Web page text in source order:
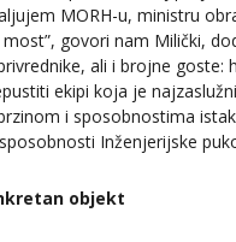
MORH-u, ministru
govori nam Milički,
ali i brojne goste:
ekipi koja je
i sposobnostima
Inženjerijske
objekt